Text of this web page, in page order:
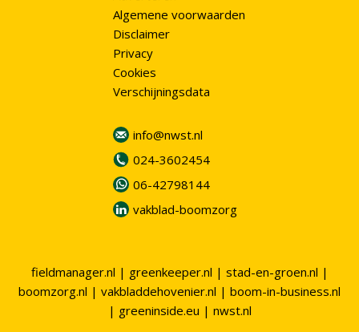
Algemene voorwaarden
Disclaimer
Privacy
Cookies
Verschijningsdata
info@nwst.nl
024-3602454
06-42798144
vakblad-boomzorg
fieldmanager.nl | greenkeeper.nl | stad-en-groen.nl |
boomzorg.nl | vakbladdehovenier.nl | boom-in-business.nl
| greeninside.eu | nwst.nl